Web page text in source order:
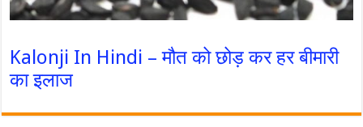
Kalonji In Hindi – मौत को छोड़ कर हर बीमारी
का इलाज